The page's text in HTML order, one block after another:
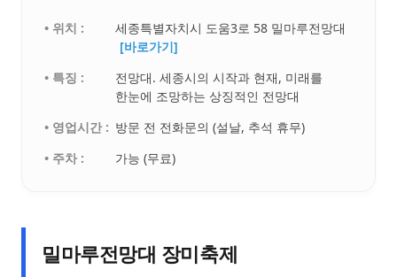
• 위치 :
세종특별자치시 도움3로 58 밀마루전망대
[바로가기]
• 특징 :
전망대. 세종시의 시작과 현재, 미래를
한눈에 조망하는 상징적인 전망대
• 영업시간 : 방문 전 전화문의 (설날, 추석 휴무)
• 주차 :
가능 (무료)
밀마루전망대 장미축제